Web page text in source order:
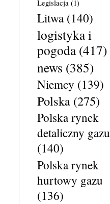
Legislacja (1)
Litwa(140)
logistyka i
pogoda(417)
news (385)
Niemcy (139)
Polska(275)
Polska rynek
detaliczny gazu
(140)
Polska rynek
hurtowy gazu
(136)